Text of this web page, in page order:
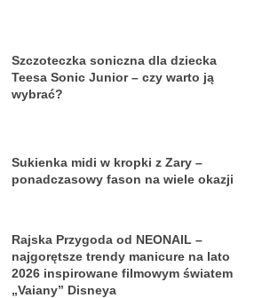
Szczoteczka soniczna dla dziecka
Teesa Sonic Junior – czy warto ją
wybrać?
Sukienka midi w kropki z Zary –
ponadczasowy fason na wiele okazji
Rajska Przygoda od NEONAIL –
najgorętsze trendy manicure na lato
2026 inspirowane filmowym światem
„Vaiany” Disneya